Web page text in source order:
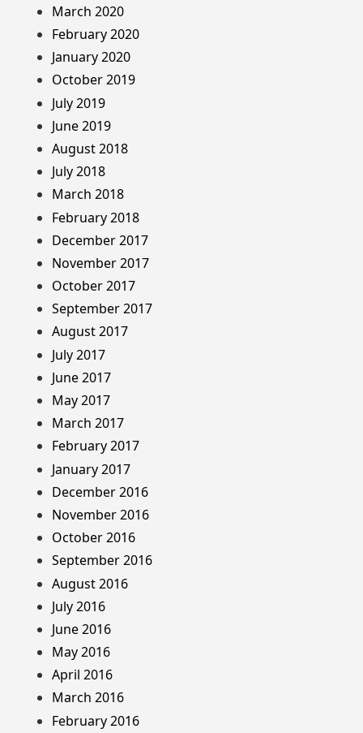
March 2020
February 2020
January 2020
October 2019
July 2019
June 2019
August 2018
July 2018
March 2018
February 2018
December 2017
November 2017
October 2017
September 2017
August 2017
July 2017
June 2017
May 2017
March 2017
February 2017
January 2017
December 2016
November 2016
October 2016
September 2016
August 2016
July 2016
June 2016
May 2016
April 2016
March 2016
February 2016